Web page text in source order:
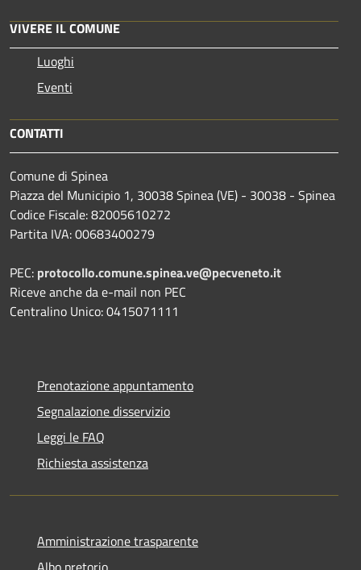
VIVERE IL COMUNE
Luoghi
Eventi
CONTATTI
Comune di Spinea
Piazza del Municipio 1, 30038 Spinea (VE) - 30038 - Spinea
Codice Fiscale: 82005610272
Partita IVA: 00683400279
PEC: protocollo.comune.spinea.ve@pecveneto.it
Riceve anche da e-mail non PEC
Centralino Unico: 0415071111
Prenotazione appuntamento
Segnalazione disservizio
Leggi le FAQ
Richiesta assistenza
Amministrazione trasparente